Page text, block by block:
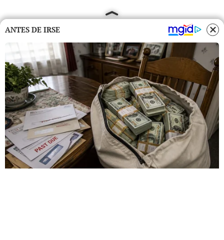
ANTES DE IRSE